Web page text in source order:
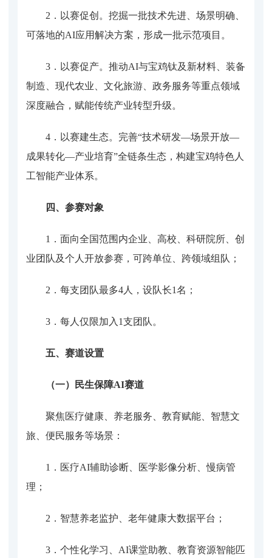
2． 以赛促创 。 挖掘一批技术先进、场景明确、
可落地的AI应用解决方案，形成一批示范项目。
3． 以赛促产。 推动AI与宝鸡钛及新材料、装备
制造、现代农业、文化旅游、政务服务等重点领域
深度融合，赋能传统产业转型升级。
4． 以赛建生态。 完善“技术研发—场景开放—
成果转化—产业培育”全链条生态，构建宝鸡特色人
工智能产业体系。
四、参赛对象
1． 面向全国范围内企业、高校、科研院所、创
业团队及个人开放参赛，可跨单位、跨领域组队 ；
2． 每支团队最多4 人，设队长1名；
3． 每人仅限加入 1支团队 。
五、赛道设置
（一）民生保障AI赛道
聚焦医疗健康、养老服务、教育赋能、智慧文
旅、便民服务等场景：
1． 医疗AI辅助诊断、医学影像分析、慢病管
理；
2． 智慧养老监护、老年健康大数据平台；
3． 个性化学习、 AI课堂助教、教育资源智能匹